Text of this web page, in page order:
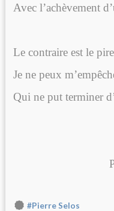
Avec l’achèvement
Le contraire est le
Je ne peux
Qui ne put terminer
#Pierre Selos